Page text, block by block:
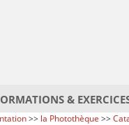
&
>> la Photothèque >>